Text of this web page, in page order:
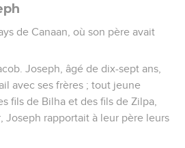
de Canaan, où son père avait
Joseph, âgé de dix-sept ans,
avec ses frères ; tout jeune
fils de Bilha et des fils de Zilpa,
Joseph rapportait à leur père leurs